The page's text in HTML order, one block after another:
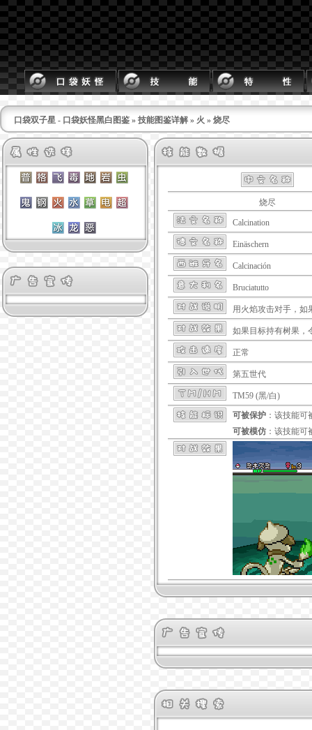
口袋双子星 - 口袋妖怪黑白图鉴 » 技能图鉴详解 » 火 » 烧尽
烧尽
Calcination
Einäschern
Calcinación
Bruciatutto
用火焰攻击对手，如
如果目标持有树果，
正常
第五世代
TM59 (黑/白)
可被保护 ：该技能可
可被模仿 ：该技能可